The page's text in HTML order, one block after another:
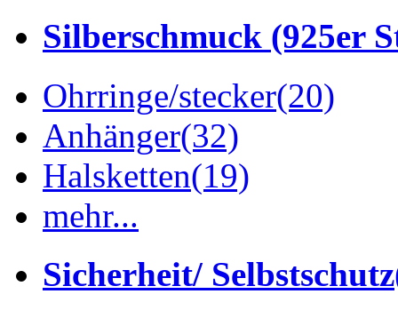
Silberschmuck (925er
Ohrringe/stecker(20)
Anhänger(32)
Halsketten(19)
mehr...
Sicherheit/ Selbstschutz